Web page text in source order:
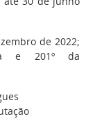
de 2022;
e 201º da